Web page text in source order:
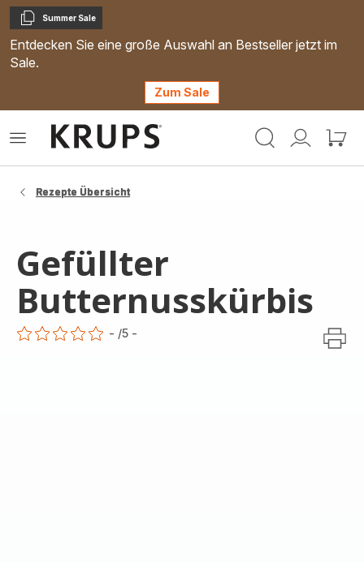
Kopieren
Summer Sale
Entdecken Sie eine große Auswahl an Bestseller jetzt im
Sale.
Zum Sale
Mein
Mein
Das
Rezepte Übersicht
Gefüllter
Butternusskürbis
- /5 -